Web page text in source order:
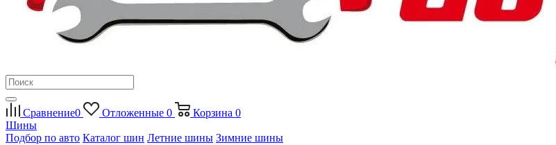
Сравнение0 Отложенные 0 Корзина 0
Шины
Подбор по авто Каталог шин Летние шины Зимние шины